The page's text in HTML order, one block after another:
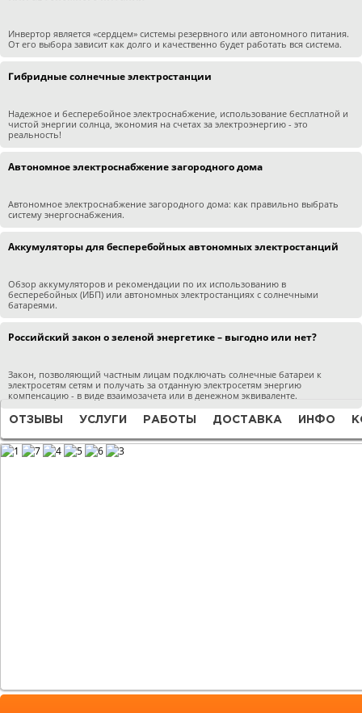
Инвертор является «сердцем» системы резервного или автономного питания.
От его выбора зависит как долго и качественно будет работать вся система.
Гибридные солнечные электростанции
Надежное и бесперебойное электроснабжение, использование бесплатной и
чистой энергии солнца, экономия на счетах за электроэнергию - это
реальность!
Автономное электроснабжение загородного дома
Автономное электроснабжение загородного дома: как правильно выбрать
систему энергоснабжения.
Аккумуляторы для бесперебойных автономных электростанций
Обзор аккумуляторов и рекомендации по их использованию в
бесперебойных (ИБП) или автономных электростанциях с солнечными
батареями.
Российский закон о зеленой энергетике – выгодно или нет?
Закон, позволяющий частным лицам подключать солнечные батареи к
электросетям сетям и получать за отданную электросетям энергию
компенсацию - в виде взаимозачета или в денежном эквиваленте.
ОТЗЫВЫ УСЛУГИ РАБОТЫ ДОСТАВКА ИНФО